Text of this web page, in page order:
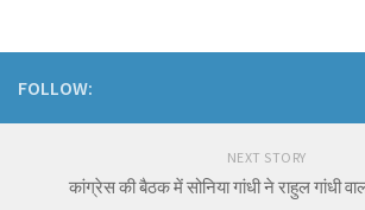
FOLLOW:
NEXT STORY
कांग्रेस की बैठक में सोनिया गांधी ने राहुल गांधी